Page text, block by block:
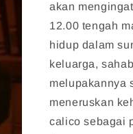
akan
12.00 tengah
hidup dalam
keluarga,
melupakannya
meneruskan
calico sebagai